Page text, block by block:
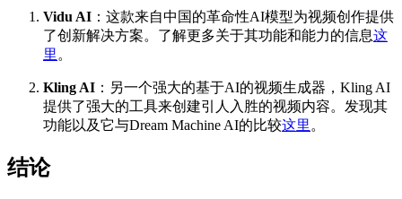
Vidu AI ：这款来自中国的革命性AI模型为视频创作提供
了创新解决方案。了解更多关于其功能和能力的信息这
里 。
Kling AI ：另一个强大的基于AI的视频生成器，Kling AI
提供了强大的工具来创建引人入胜的视频内容。发现其
功能以及它与Dream Machine AI的比较这里 。
结论